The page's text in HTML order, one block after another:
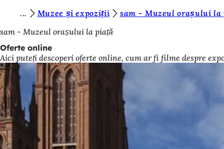
Salt la conținut
u
n
t
e
ț
i
a
i
Muzee și expoziții
sam - Muzeul orașului la
sam - Muzeul orașului la piață
Oferte online
Aici puteți descoperi oferte online, cum ar fi filme despre